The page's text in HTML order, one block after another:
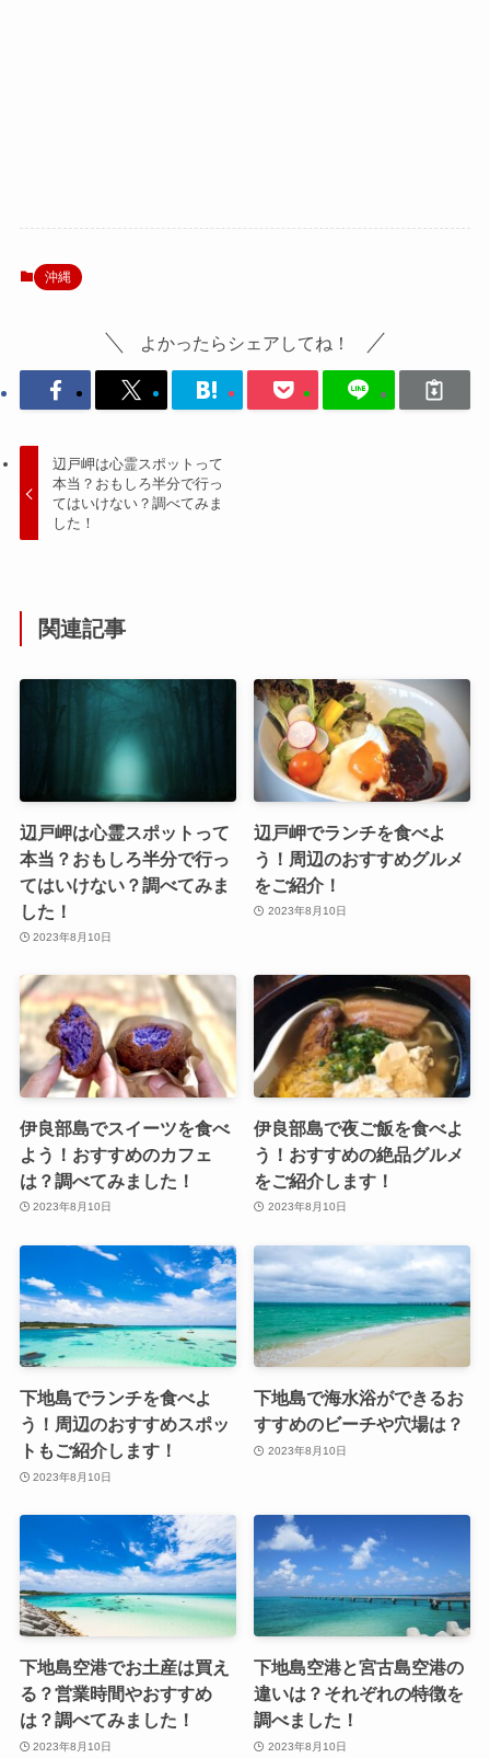
沖縄
よかったらシェアしてね！
辺戸岬は心霊スポットって
本当？おもしろ半分で行っ
てはいけない？調べてみま
した！
関連記事
辺戸岬は心霊スポットって
本当？おもしろ半分で行っ
てはいけない？調べてみま
した！
2023年8月10日
辺戸岬でランチを食べよ
う！周辺のおすすめグルメ
をご紹介！
2023年8月10日
伊良部島でスイーツを食べ
よう！おすすめのカフェ
は？調べてみました！
2023年8月10日
伊良部島で夜ご飯を食べよ
う！おすすめの絶品グルメ
をご紹介します！
2023年8月10日
下地島でランチを食べよ
う！周辺のおすすめスポッ
トもご紹介します！
2023年8月10日
下地島で海水浴ができるお
すすめのビーチや穴場は？
2023年8月10日
下地島空港でお土産は買え
る？営業時間やおすすめ
は？調べてみました！
2023年8月10日
下地島空港と宮古島空港の
違いは？それぞれの特徴を
調べました！
2023年8月10日